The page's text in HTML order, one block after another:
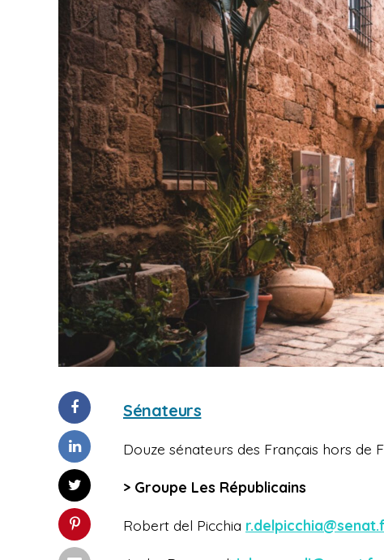
Sénateurs
Douze sénateurs des Français hors de
> Groupe Les Républicains
Robert del Picchia